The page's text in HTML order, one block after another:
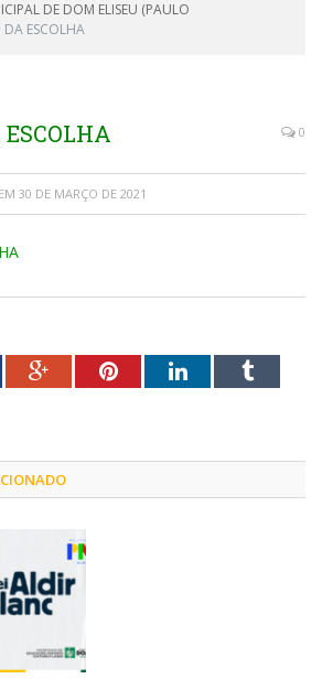
DE DOM ELISEU (PAULO
DA ESCOLHA
0
EM 30 DE MARÇO DE 2021
Google+PinterestLinkedInTumblr